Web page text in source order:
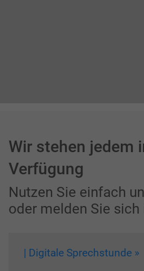
Wir stehen jedem
Verfügung
Nutzen Sie einfach
oder melden Sie sich
| Digitale Sprechstunde »